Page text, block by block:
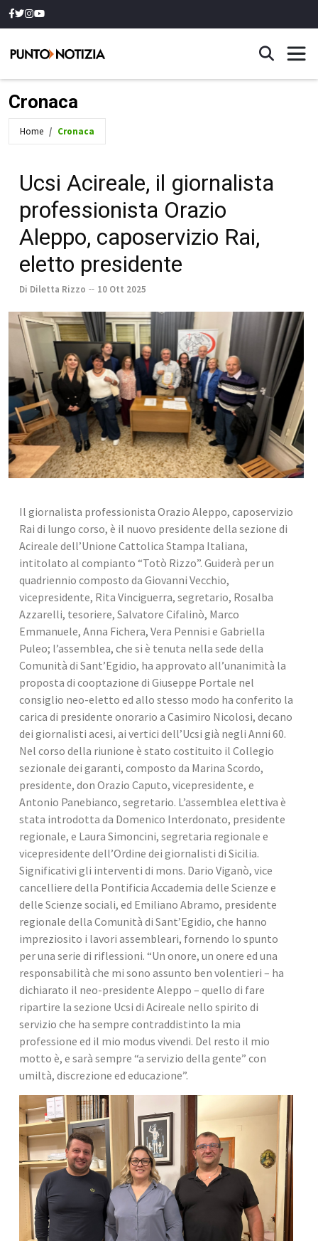
Cronaca
Home Cronaca
Ucsi Acireale, il giornalista
professionista Orazio
Aleppo, caposervizio Rai,
eletto presidente
Di Diletta Rizzo 10 Ott 2025
Il giornalista professionista Orazio Aleppo, caposervizio
Rai di lungo corso, è il nuovo presidente della sezione di
Acireale dell’Unione Cattolica Stampa Italiana,
intitolato al compianto “Totò Rizzo”. Guiderà per un
quadriennio composto da Giovanni Vecchio,
vicepresidente, Rita Vinciguerra, segretario, Rosalba
Azzarelli, tesoriere, Salvatore Cifalinò, Marco
Emmanuele, Anna Fichera, Vera Pennisi e Gabriella
Puleo; l’assemblea, che si è tenuta nella sede della
Comunità di Sant’Egidio, ha approvato all’unanimità la
proposta di cooptazione di Giuseppe Portale nel
consiglio neo-eletto ed allo stesso modo ha conferito la
carica di presidente onorario a Casimiro Nicolosi, decano
dei giornalisti acesi, ai vertici dell’Ucsi già negli Anni 60.
Nel corso della riunione è stato costituito il Collegio
sezionale dei garanti, composto da Marina Scordo,
presidente, don Orazio Caputo, vicepresidente, e
Antonio Panebianco, segretario. L’assemblea elettiva è
stata introdotta da Domenico Interdonato, presidente
regionale, e Laura Simoncini, segretaria regionale e
vicepresidente dell’Ordine dei giornalisti di Sicilia.
Significativi gli interventi di mons. Dario Viganò, vice
cancelliere della Pontificia Accademia delle Scienze e
delle Scienze sociali, ed Emiliano Abramo, presidente
regionale della Comunità di Sant’Egidio, che hanno
impreziosito i lavori assembleari, fornendo lo spunto
per una serie di riflessioni. “Un onore, un onere ed una
responsabilità che mi sono assunto ben volentieri – ha
dichiarato il neo-presidente Aleppo – quello di fare
ripartire la sezione Ucsi di Acireale nello spirito di
servizio che ha sempre contraddistinto la mia
professione ed il mio modus vivendi. Del resto il mio
motto è, e sarà sempre “a servizio della gente” con
umiltà, discrezione ed educazione”.